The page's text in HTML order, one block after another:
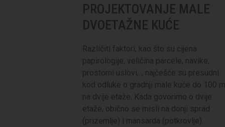
PROJEKTOVANJE MALE
DVOETAŽNE KUĆE
Različiti faktori, kao što su cijena
papirologije, veličina parcele, navike,
prostorni uslovi,.., najčešće su presudni
kod odluke o gradnji male kuće do 100
na dvije etaže. Kada govorimo o dvije
etaže, obično se misli na donji sprad
(prizemlje) i mansarda (potkrovlje).